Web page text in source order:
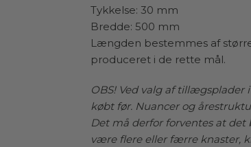
Tykkelse: 30 mm
Bredde: 500 mm
Længden bestemmes af
produceret i de rette mål.
OBS! Ved valg af
købt før. Nuancer og
Det må derfor forventes at
være flere eller færre knaster,